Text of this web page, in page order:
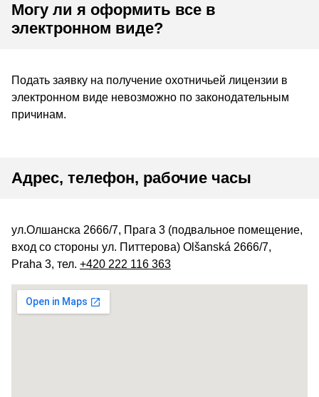
Могу ли я оформить все в
электронном виде?
Подать заявку на получение охотничьей лицензии в
электронном виде невозможно по законодательным
причинам.
Адрес, телефон, рабочие часы
ул.Олшанска 2666/7, Прага 3 (подвальное помещение,
вход со стороны ул. Питтерова) Olšanská 2666/7,
Praha 3, тел. +420 222 116 363